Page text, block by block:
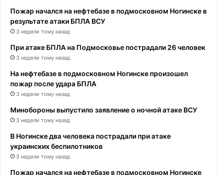
Пожар начался на нефтебазе в подмосковном Ногинске в
результате атаки БПЛА ВСУ
3 недели тому назад
При атаке БПЛА на Подмосковье пострадали 26 человек
3 недели тому назад
На нефтебазе в подмосковном Ногинске произошел
пожар после удара БПЛА
3 недели тому назад
Минобороны выпустило заявление о ночной атаке ВСУ
3 недели тому назад
В Ногинске два человека пострадали при атаке
украинских беспилотников
3 недели тому назад
Пожар начался на нефтебазе в подмосковном Ногинске